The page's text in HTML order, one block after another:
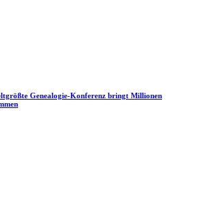
Genealogie-Konferenz bringt Millionen